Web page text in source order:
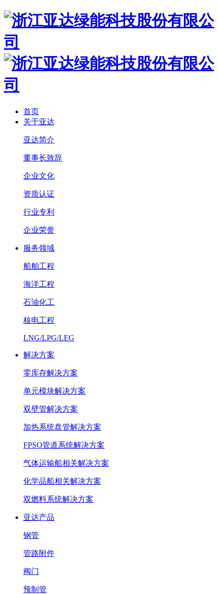
首页
关于亚达
亚达简介
董事长致辞
企业文化
资质认证
行业专利
企业荣誉
服务领域
船舶工程
海洋工程
石油化工
核电工程
LNG/LPG/LEG
解决方案
零库存解决方案
单元模块解决方案
双壁管解决方案
加热系统盘管解决方案
FPSO管道系统解决方案
气体运输船相关解决方案
化学品船相关解决方案
双燃料系统解决方案
亚达产品
钢管
管路附件
阀门
预制管